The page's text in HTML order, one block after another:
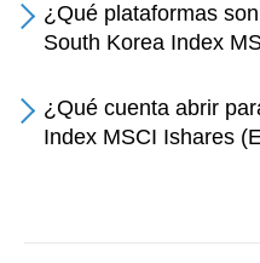
¿Qué plataformas
South Korea Index
¿Qué cuenta abrir
Index MSCI Ishares